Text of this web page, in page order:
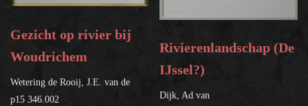
Gezicht op rivier bij
Woudrichem
Wetering de Rooij, J.E. van de
p15 346.002
Rivierenlandschap (De
IJssel?)
Dijk, Ad van